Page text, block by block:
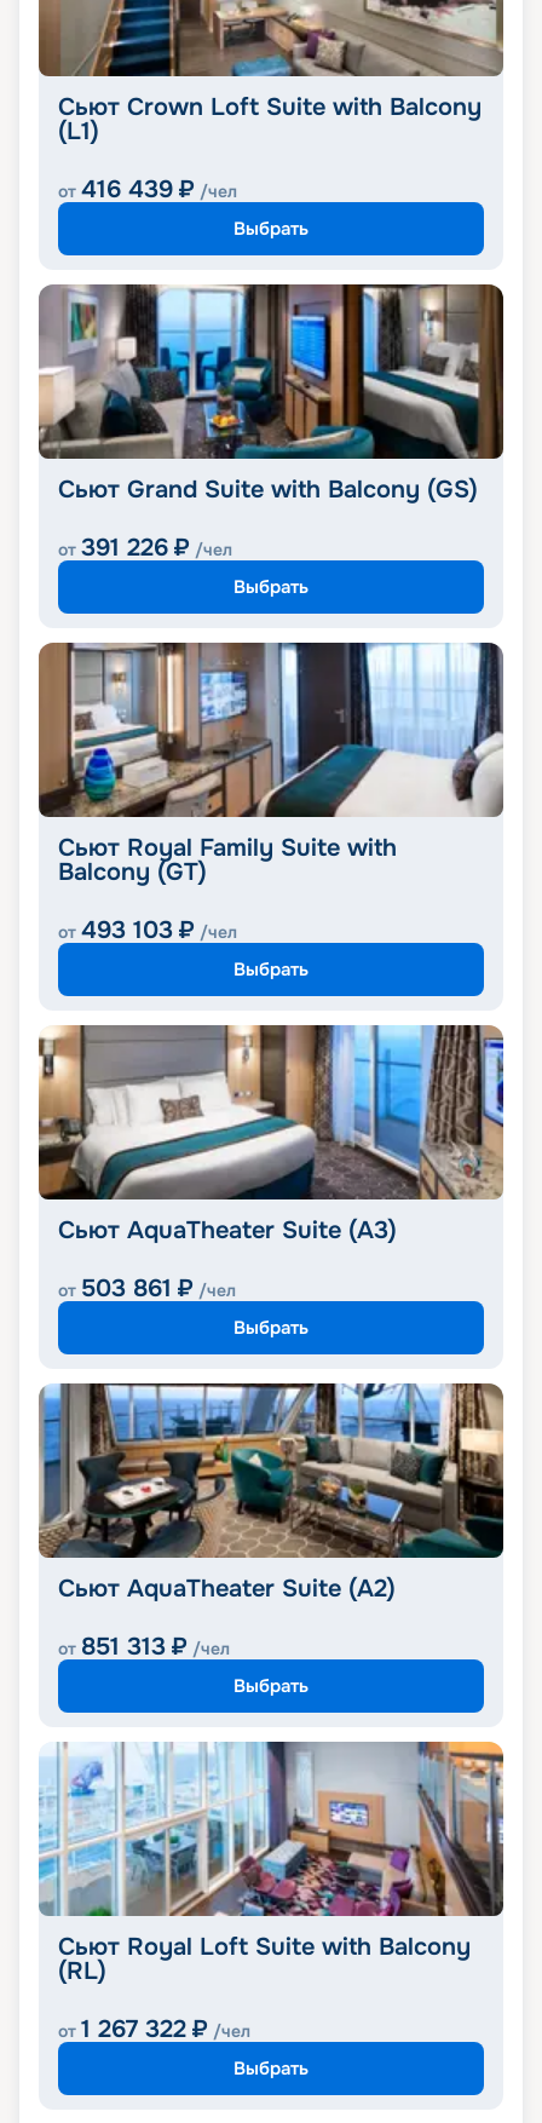
Сьют Crown Loft Suite with Balcony
(L1)
от 416 439 ₽ /чел
Выбрать
Сьют Grand Suite with Balcony (GS)
от 391 226 ₽ /чел
Выбрать
Сьют Royal Family Suite with
Balcony (GT)
от 493 103 ₽ /чел
Выбрать
Сьют AquaTheater Suite (A3)
от 503 861 ₽ /чел
Выбрать
Сьют AquaTheater Suite (A2)
от 851 313 ₽ /чел
Выбрать
Сьют Royal Loft Suite with Balcony
(RL)
от 1 267 322 ₽ /чел
Выбрать